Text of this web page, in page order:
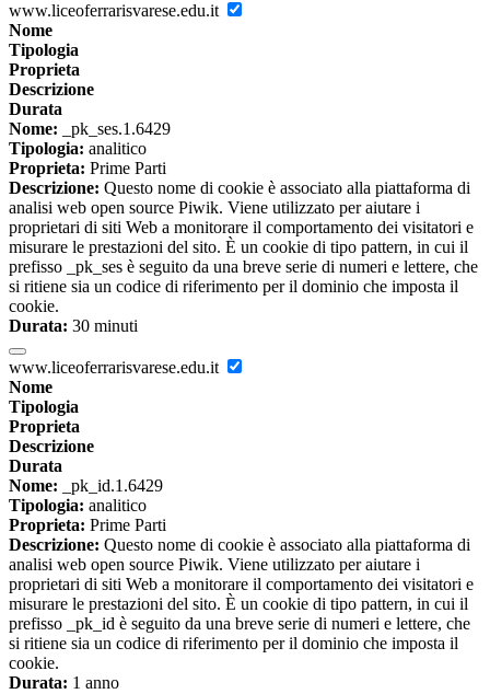
www.liceoferrarisvarese.edu.it
Nome
Tipologia
Proprieta
Descrizione
Durata
Nome: _pk_ses.1.6429
Tipologia: analitico
Proprieta: Prime Parti
Descrizione: Questo nome di cookie è associato alla piattaforma di
analisi web open source Piwik. Viene utilizzato per aiutare i
proprietari di siti Web a monitorare il comportamento dei visitatori e
misurare le prestazioni del sito. È un cookie di tipo pattern, in cui il
prefisso _pk_ses è seguito da una breve serie di numeri e lettere, che
si ritiene sia un codice di riferimento per il dominio che imposta il
cookie.
Durata: 30 minuti
www.liceoferrarisvarese.edu.it
Nome
Tipologia
Proprieta
Descrizione
Durata
Nome: _pk_id.1.6429
Tipologia: analitico
Proprieta: Prime Parti
Descrizione: Questo nome di cookie è associato alla piattaforma di
analisi web open source Piwik. Viene utilizzato per aiutare i
proprietari di siti Web a monitorare il comportamento dei visitatori e
misurare le prestazioni del sito. È un cookie di tipo pattern, in cui il
prefisso _pk_id è seguito da una breve serie di numeri e lettere, che
si ritiene sia un codice di riferimento per il dominio che imposta il
cookie.
Durata: 1 anno